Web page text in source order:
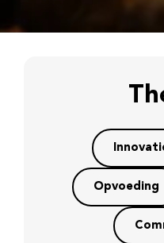
Opvoeding